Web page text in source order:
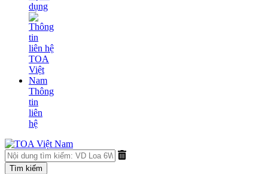
dụng
Thông
tin
liên
hệ